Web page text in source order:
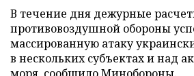
В течение дня дежурные
противовоздушной обороны
массированную атаку
в нескольких субъектах и над